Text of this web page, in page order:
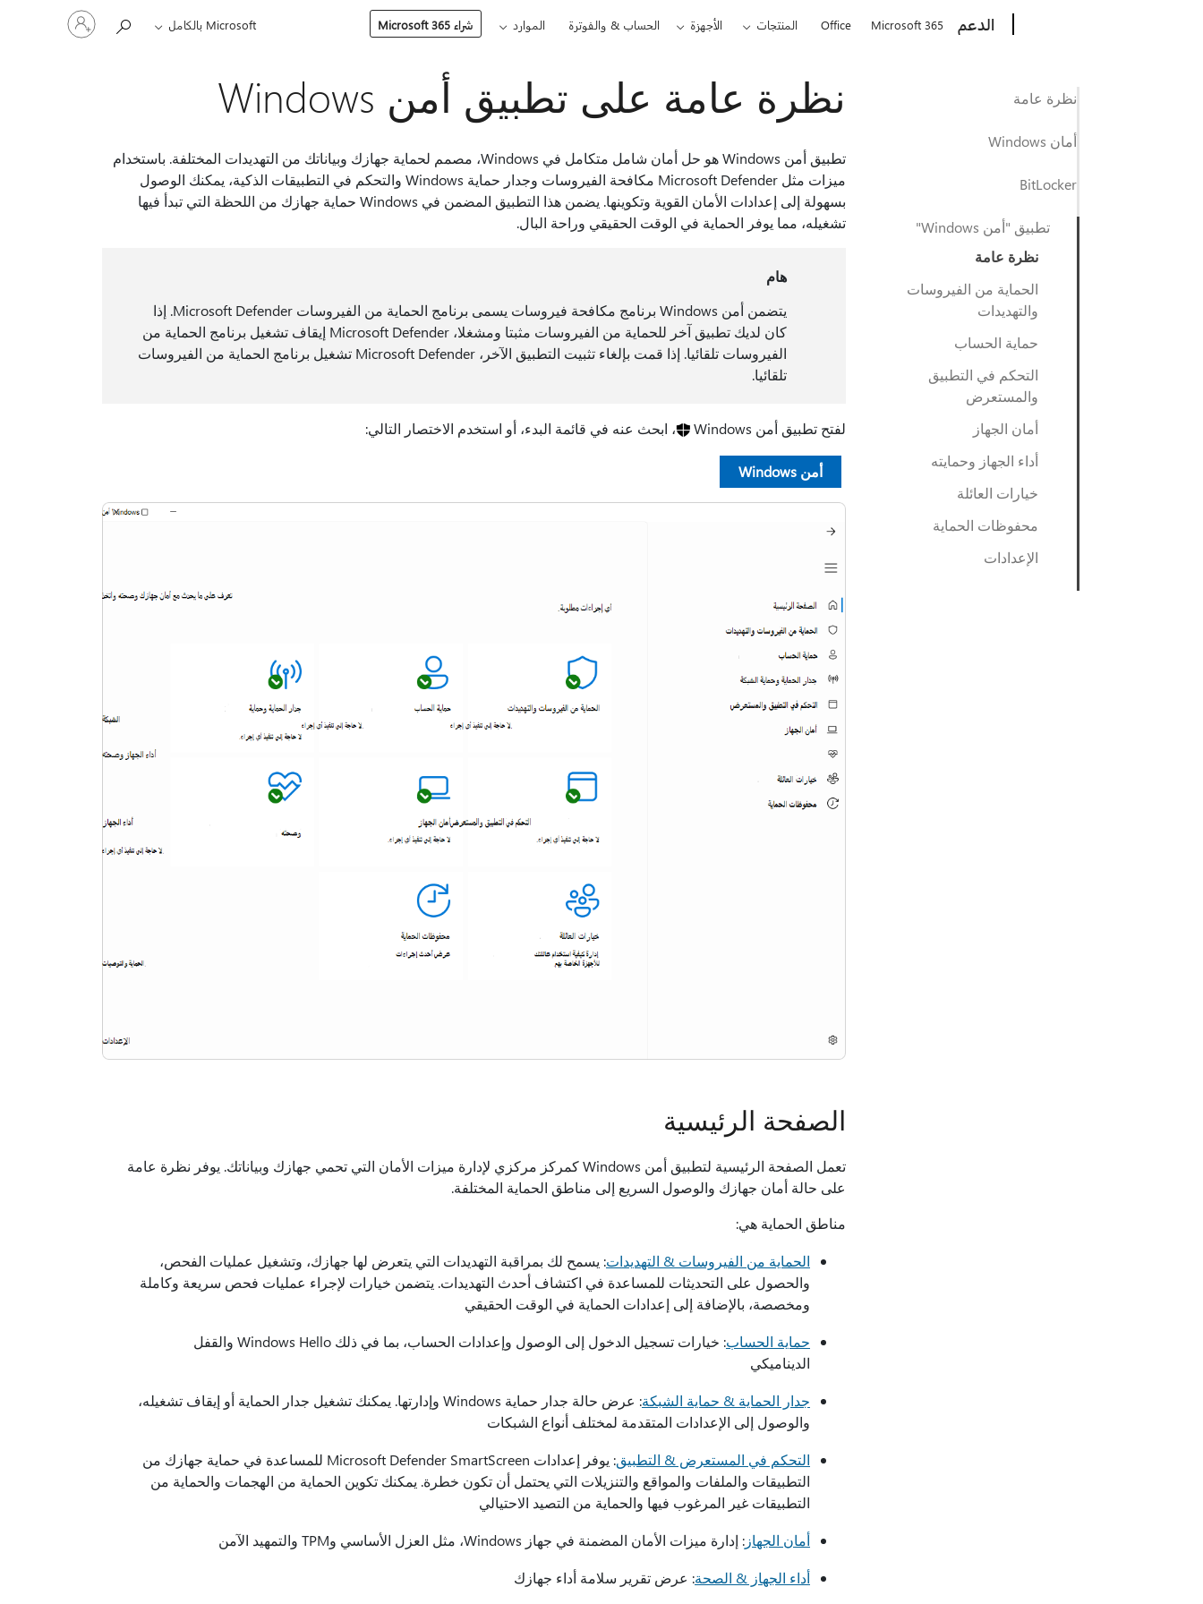
الدعم Microsoft 365
Office المنتجات الأجهزة الحساب & والفوترة الموارد شراء Microsoft 365 Microsoft بالكامل
تسجيل
الدخول
إلى
نظرة عامة
أمان Windows
BitLocker
تطبيق "أمن Windows"
نظرة عامة
الحماية من الفيروسات
والتهديدات
حماية الحساب
التحكم في التطبيق
والمستعرض
أمان الجهاز
أداء الجهاز وحمايته
خيارات العائلة
محفوظات الحماية
الإعدادات
نظرة عامة على تطبيق أمن Windows
تطبيق أمن Windows هو حل أمان شامل متكامل في Windows، مصمم لحماية جهازك وبياناتك من التهديدات المختلفة. باستخدام
ميزات مثل Microsoft Defender مكافحة الفيروسات وجدار حماية Windows والتحكم في التطبيقات الذكية، يمكنك الوصول
بسهولة إلى إعدادات الأمان القوية وتكوينها. يضمن هذا التطبيق المضمن في Windows حماية جهازك من اللحظة التي تبدأ فيها
تشغيله، مما يوفر الحماية في الوقت الحقيقي وراحة البال.
هام
يتضمن أمن Windows برنامج مكافحة فيروسات يسمى برنامج الحماية من الفيروسات Microsoft Defender. إذا
كان لديك تطبيق آخر للحماية من الفيروسات مثبتا ومشغلا، Microsoft Defender إيقاف تشغيل برنامج الحماية من
الفيروسات تلقائيا. إذا قمت بإلغاء تثبيت التطبيق الآخر، Microsoft Defender تشغيل برنامج الحماية من الفيروسات
تلقائيا.
لفتح تطبيق أمن Windows ، ابحث عنه في قائمة البدء، أو استخدم الاختصار التالي:
أمن Windows
الصفحة الرئيسية
تعمل الصفحة الرئيسية لتطبيق أمن Windows كمركز مركزي لإدارة ميزات الأمان التي تحمي جهازك وبياناتك. يوفر نظرة عامة
على حالة أمان جهازك والوصول السريع إلى مناطق الحماية المختلفة.
مناطق الحماية هي:
الحماية من الفيروسات & التهديدات: يسمح لك بمراقبة التهديدات التي يتعرض لها جهازك، وتشغيل عمليات الفحص،
والحصول على التحديثات للمساعدة في اكتشاف أحدث التهديدات. يتضمن خيارات لإجراء عمليات فحص سريعة وكاملة
ومخصصة، بالإضافة إلى إعدادات الحماية في الوقت الحقيقي
حماية الحساب
: خيارات تسجيل الدخول إلى الوصول وإعدادات الحساب، بما في ذلك Windows Hello والقفل
الديناميكي
جدار الحماية & حماية الشبكة
: عرض حالة جدار حماية Windows وإدارتها. يمكنك تشغيل جدار الحماية أو إيقاف تشغيله،
والوصول إلى الإعدادات المتقدمة لمختلف أنواع الشبكات
التحكم في المستعرض & التطبيق
: يوفر إعدادات Microsoft Defender SmartScreen للمساعدة في حماية جهازك من
التطبيقات والملفات والمواقع والتنزيلات التي يحتمل أن تكون خطرة. يمكنك تكوين الحماية من الهجمات والحماية من
التطبيقات غير المرغوب فيها والحماية من التصيد الاحتيالي
أمان الجهاز: إدارة ميزات الأمان المضمنة في جهاز Windows، مثل العزل الأساسي وTPM والتمهيد الآمن
أداء الجهاز & الصحة: عرض تقرير سلامة أداء جهازك